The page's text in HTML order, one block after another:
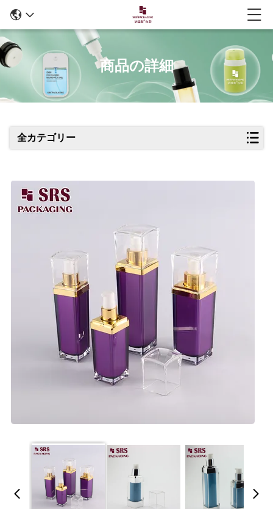
商品の詳細
全カテゴリー